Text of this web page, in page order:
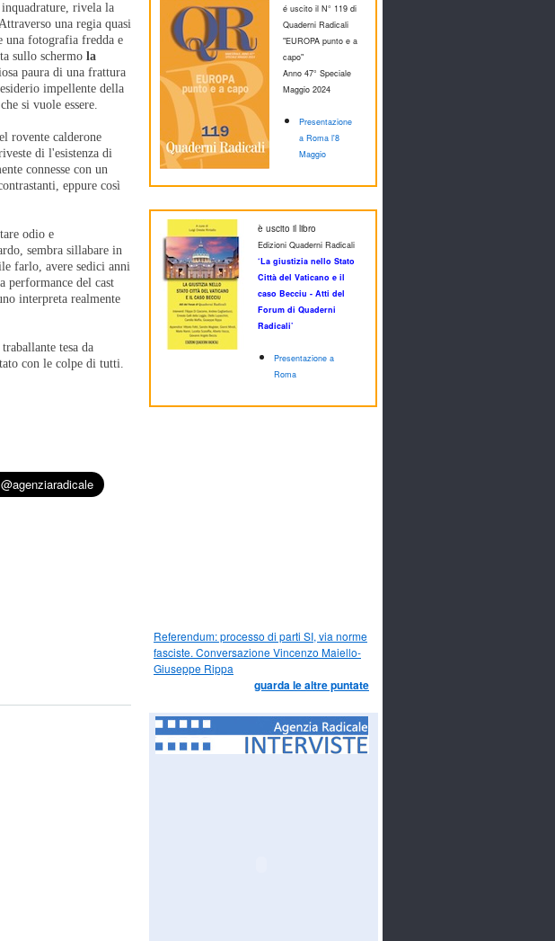
rivela la
una regia quasi
una fotografia fredda e
sullo schermo la
paura di una frattura
impellente della
si vuole essere.
rovente calderone
di l'esistenza di
connesse con un
eppure così
odio e
sembra sillabare in
farlo, avere sedici anni
performance del cast
interpreta realmente
tesa da
con le colpe di tutti.
é uscito il N° 119 di
Quaderni Radicali
"EUROPA punto e a
capo"
Anno 47° Speciale
Maggio 2024
Presentazione
a Roma l'8
Maggio
è uscito il libro
Edizioni Quaderni Radicali
‘La giustizia nello Stato
Città del Vaticano e il
caso Becciu - Atti del
Forum di Quaderni
Radicali’
Presentazione a
Roma
Referendum: processo di parti SI, via norme
fasciste. Conversazione Vincenzo Maiello-
Giuseppe Rippa
guarda le altre puntate